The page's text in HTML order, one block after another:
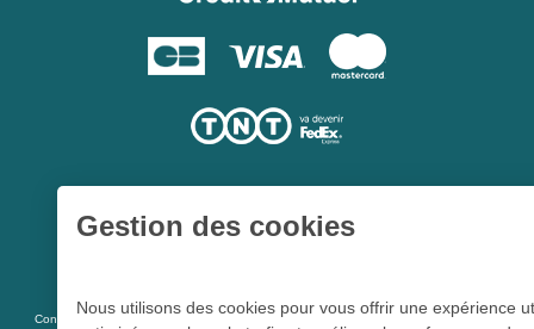
Conformément aux articles L 5213-3 du code de la santé publique et à l’arrêté du
Gestion des cookies
Nous utilisons des cookies pour vous offrir une expérience